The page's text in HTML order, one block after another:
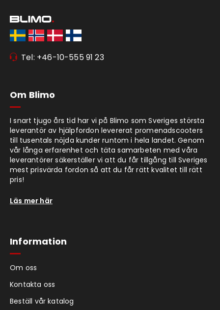
Tel: +46-10-555 91 23
Om Blimo
I snart tjugo års tid har vi på Blimo som Sveriges största
leverantör av hjälpfordon levererat promenadscooters
till tusentals nöjda kunder runtom i hela landet. Genom
vår långa erfarenhet och täta samarbeten med våra
leverantörer säkerställer vi att du får tillgång till Sveriges
mest prisvärda fordon så att du får rätt kvalitet till rätt
pris!
Läs mer här
Information
Om oss
Kontakta oss
Beställ vår katalog